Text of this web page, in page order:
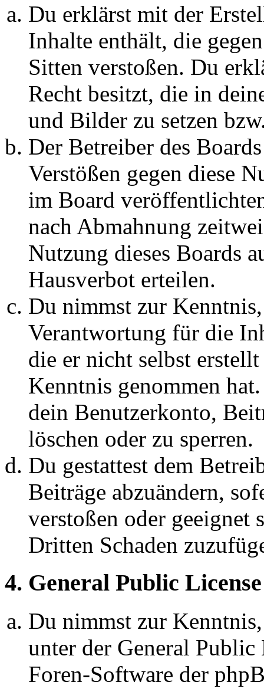
Du erklärst mit der
Inhalte enthält, die
Sitten verstoßen. Du
Recht besitzt, die in
und Bilder zu setzen
Der Betreiber des
Verstößen gegen diese
im Board
nach Abmahnung
Nutzung dieses Boards
Hausverbot erteilen.
Du nimmst zur
Verantwortung für die
die er nicht selbst
Kenntnis genommen
dein Benutzerkonto,
löschen oder zu sperren.
Du gestattest dem
Beiträge abzuändern,
verstoßen oder geeignet
Dritten Schaden
4. General Public License
Du nimmst zur
unter der General
Foren-Software der